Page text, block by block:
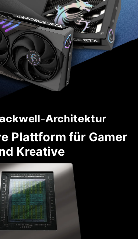
Architektur
Plattform für Gamer
Kreative